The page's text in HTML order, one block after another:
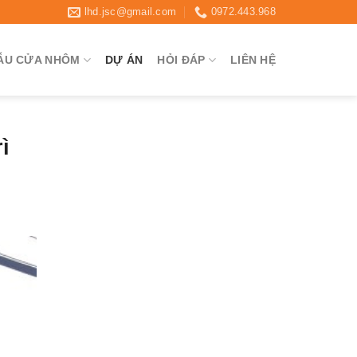
lhd.jsc@gmail.com 0972.443.968
CỬA NHÔM DỰ ÁN HỎI ĐÁP LIÊN HỆ